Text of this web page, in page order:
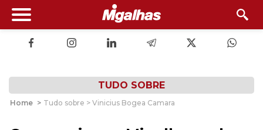
TUDO SOBRE
Home > Tudo sobre > Vinicius Bogea Camara